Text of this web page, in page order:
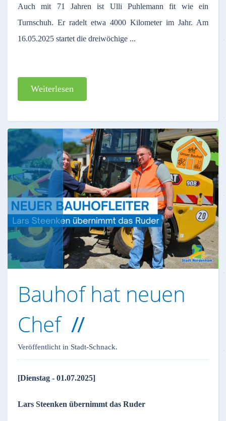
Auch mit 71 Jahren ist Ulli Puhlemann fit wie ein
Turnschuh. Er radelt etwa 4000 Kilometer im Jahr. Am
16.05.2025 startet die dreiwöchige ...
Weiterlesen
Bauhof hat neuen
Chef
Veröffentlicht in Stadt-Schnack.
[Dienstag - 01.07.2025]
Lars Steenken übernimmt das Ruder